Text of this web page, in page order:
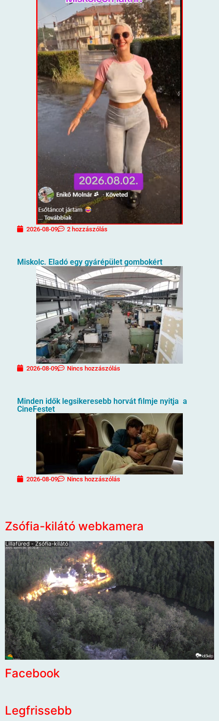
2026-08-09 2 hozzászólás
Miskolc. Eladó egy gyárépület gombokért
2026-08-09 Nincs hozzászólás
Minden idők legsikeresebb horvát filmje nyitja a
CineFestet
2026-08-09 Nincs hozzászólás
Zsófia-kilátó webkamera
Facebook
Legfrissebb